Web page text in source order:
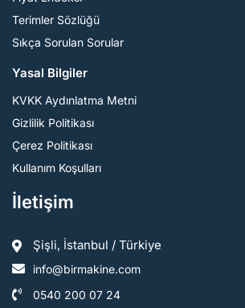
Terimler Sözlüğü
Sıkça Sorulan Sorular
Yasal Bilgiler
KVKK Aydınlatma Metni
Gizlilik Politikası
Çerez Politikası
Kullanım Koşulları
İletişim
Şişli, İstanbul / Türkiye
info@birmakine.com
0540 200 07 24